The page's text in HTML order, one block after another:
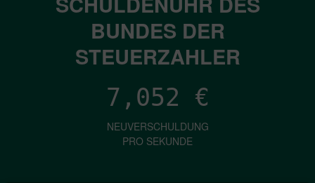
BUNDES DER
STEUERZAHLER
7,052 €
NEUVERSCHULDUNG
PRO SEKUNDE